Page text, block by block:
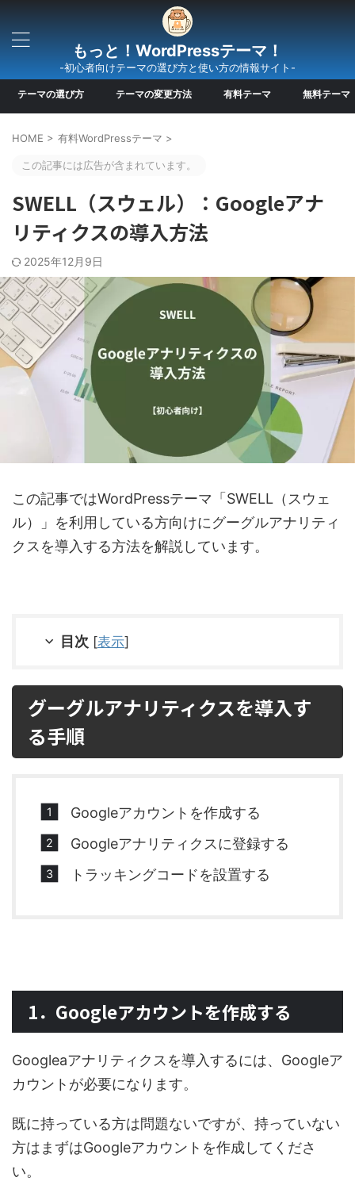
もっと！WordPressテーマ！
-初心者向けテーマの選び方と使い方の情報サイト-
テーマの選び方 テーマの変更方法 有料テーマ 無料テーマ
HOME > 有料WordPressテーマ >
この記事には広告が含まれています。
SWELL（スウェル）：Googleアナ
リティクスの導入方法
2025年12月9日
この記事ではWordPressテーマ「SWELL（スウェ
ル）」を利用している方向けにグーグルアナリティ
クスを導入する方法を解説しています。
目次 [表示]
グーグルアナリティクスを導入す
る手順
Googleアカウントを作成する
Googleアナリティクスに登録する
トラッキングコードを設置する
1．Googleアカウントを作成する
Googleaアナリティクスを導入するには、Googleア
カウントが必要になります。
既に持っている方は問題ないですが、持っていない
方はまずはGoogleアカウントを作成してくださ
い。